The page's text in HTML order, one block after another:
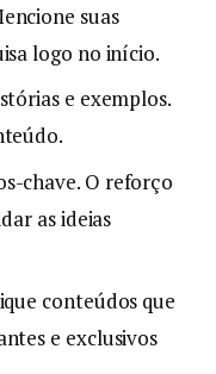
suas
logo no início.
e exemplos.
chave. O reforço
as ideias
conteúdos que
e exclusivos